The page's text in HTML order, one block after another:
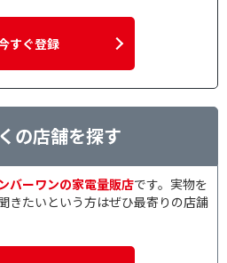
すぐ登録
の店舗を探す
バーワンの家電量販店です。実物を
きたいという方はぜひ最寄りの店舗